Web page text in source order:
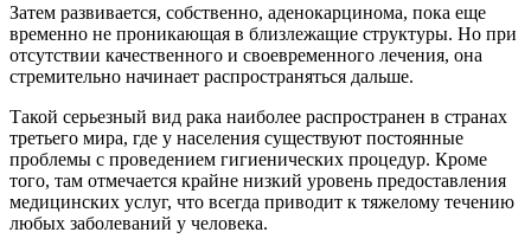
Затем развивается, собственно, аденокарцинома, пока еще
временно не проникающая в близлежащие структуры. Но при
отсутствии качественного и своевременного лечения, она
стремительно начинает распространяться дальше.
Такой серьезный вид рака наиболее распространен в странах
третьего мира, где у населения существуют постоянные
проблемы с проведением гигиенических процедур. Кроме
того, там отмечается крайне низкий уровень предоставления
медицинских услуг, что всегда приводит к тяжелому течению
любых заболеваний у человека.